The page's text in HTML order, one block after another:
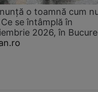
o toamnă cum
se întâmplă în
2026, în